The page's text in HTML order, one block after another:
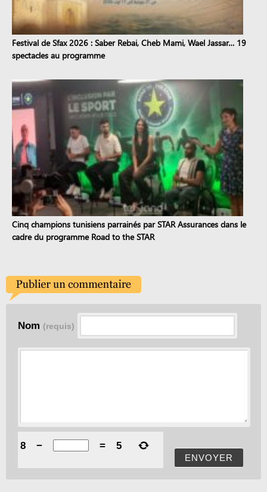
Festival de Sfax 2026 : Saber Rebai, Cheb Mami, Wael Jassar… 19
spectacles au programme
Cinq champions tunisiens parrainés par STAR Assurances dans le
cadre du programme Road to the STAR
Nom (requis)
ENVOYER
8 − = 5